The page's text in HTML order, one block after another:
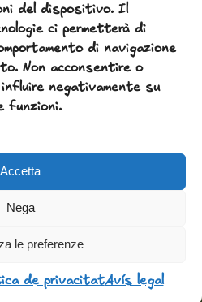
del dispositivo. Il
ci permetterà di
di navigazione
Non acconsentire o
negativamente su
funzioni.
Accetta
Nega
le preferenze
de privacitatAvís legal
combinare il
o
a Montblanc
bici
la
Forès e
passa il